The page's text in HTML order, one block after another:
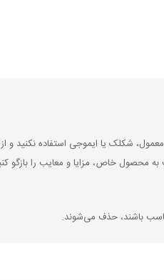
محصول خاص، مزایا و معایب را بازگو
باشند، حذف می‌شوند.